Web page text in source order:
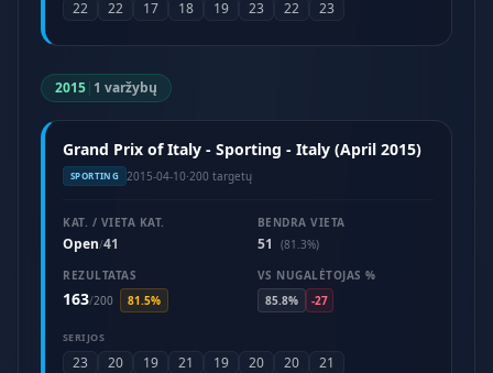
22 22 17 18 19 23 22 23
2015| 1 varžybų
Grand Prix of Italy - Sporting - Italy (April 2015)
SPORTING 2015-04-10·200 targetų
KAT. / VIETA KAT.
Open/41
BENDRA VIETA
51
(81.3%)
REZULTATAS
163/200 81.5%
VS NUGALĖTOJAS %
85.8%
-27
SERIJOS
23 20 19 21 19 20 20 21